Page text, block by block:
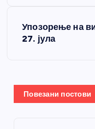
њ
е
Упозорење на
27. јула
Повезани постови